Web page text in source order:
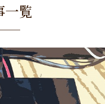
一覧